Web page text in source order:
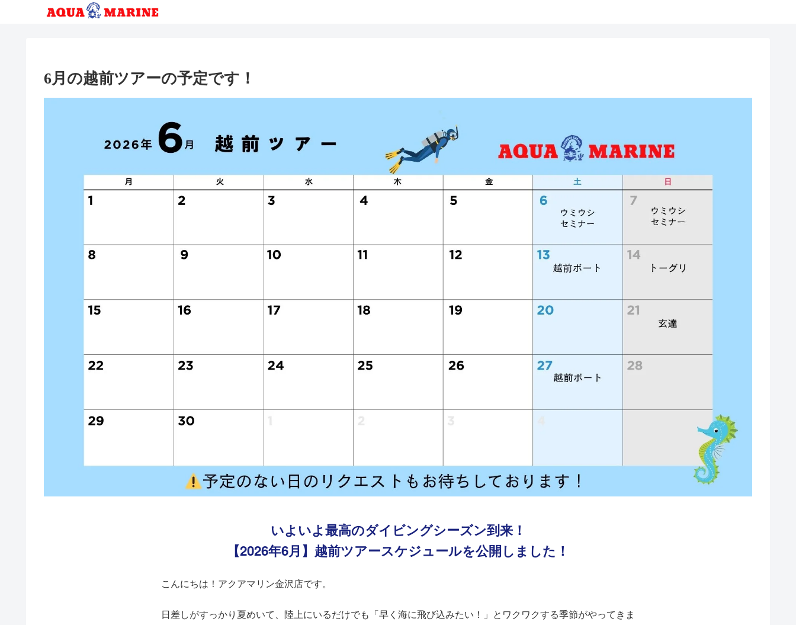
6月の越前ツアーの予定です！
いよいよ最高のダイビングシーズン到来！
【2026年6月】越前ツアースケジュールを公開しました！
こんにちは！アクアマリン金沢店です。
日差しがすっかり夏めいて、陸上にいるだけでも「早く海に飛び込みたい！」とワクワクする季節がやってきま